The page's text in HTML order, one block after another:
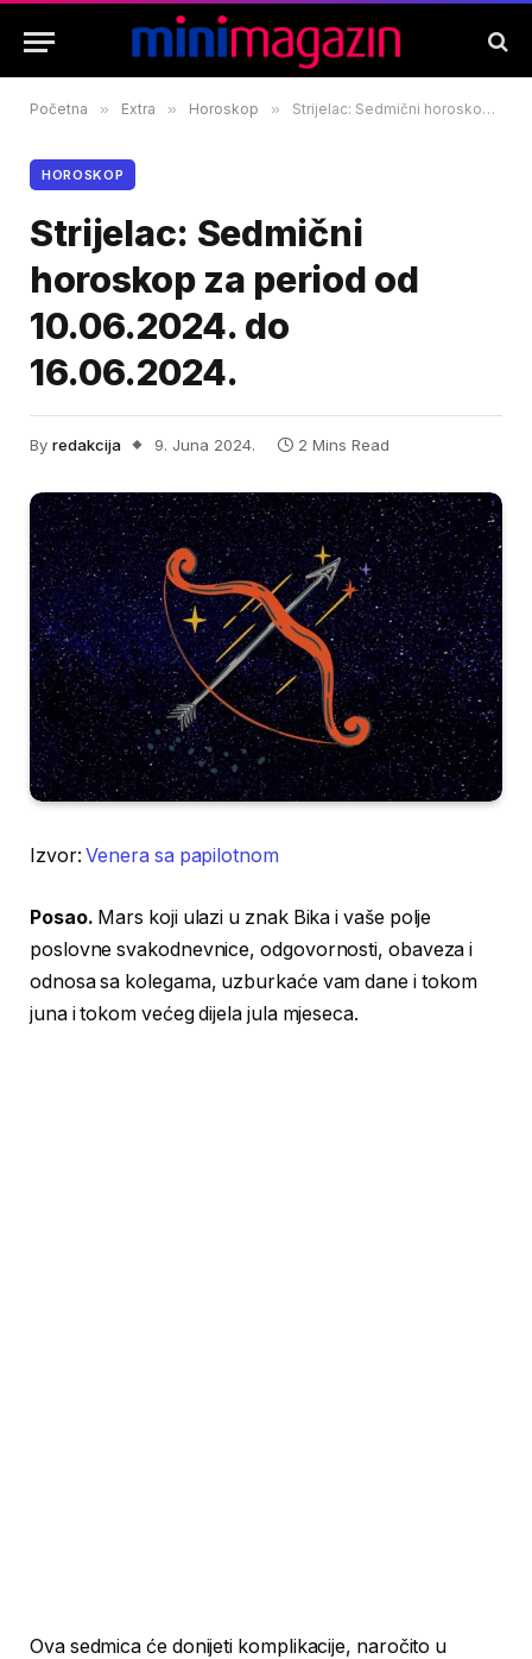
Početna » Extra » Horoskop » Strijelac: Sedmični horoskop za period od 10.06.2024. do 16.06.2024.
HOROSKOP
Strijelac: Sedmični
horoskop za period od
10.06.2024. do
16.06.2024.
By redakcija 9. Juna 2024. 2 Mins Read
Izvor:Venera sa papilotnom
Posao. Mars koji ulazi u znak Bika i vaše polje
poslovne svakodnevnice, odgovornosti, obaveza i
odnosa sa kolegama, uzburkaće vam dane i tokom
juna i tokom većeg dijela jula mjeseca.
Ova sedmica će donijeti komplikacije, naročito u